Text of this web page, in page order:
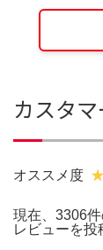
カスタ
オススメ度
現在、3306
レビューを投